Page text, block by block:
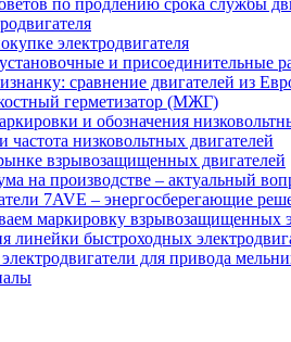
по продлению срока службы
электродвигателя
и присоединительные
сравнение двигателей из
герметизатор (МЖГ)
и обозначения
низковольтных двигателей
взрывозащищенных двигателей
на производстве – актуальный
7AVE – энергосберегающие
маркировку взрывозащищенных
линейки быстроходных
для привода